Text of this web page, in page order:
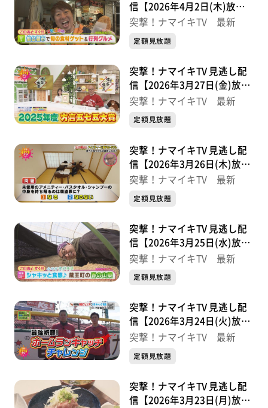
信【2026年4月2日(木)放送
分】
突撃！ナマイキTV 最新
定額見放題
突撃！ナマイキTV 見逃し配
信【2026年3月27日(金)放送
分】
突撃！ナマイキTV 最新
定額見放題
突撃！ナマイキTV 見逃し配
信【2026年3月26日(木)放送
分】
突撃！ナマイキTV 最新
定額見放題
突撃！ナマイキTV 見逃し配
信【2026年3月25日(水)放送
分】
突撃！ナマイキTV 最新
定額見放題
突撃！ナマイキTV 見逃し配
信【2026年3月24日(火)放送
分】
突撃！ナマイキTV 最新
定額見放題
突撃！ナマイキTV 見逃し配
信【2026年3月23日(月)放送